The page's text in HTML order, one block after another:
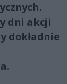
dni akcji
dokładnie